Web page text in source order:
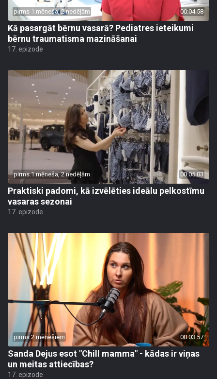
pirms 1 mēneša, 2 nedēļām 00:04:58
Kā pasargāt bērnu vasarā? Pediatres ieteikumi
bērnu traumatisma mazināšanai
17. epizode
pirms 1 mēneša, 2 nedēļām 00:05:03
Praktiski padomi, kā izvēlēties ideālu pelkostīmu
vasaras sezonai
17. epizode
pirms 2 mēnešiem 00:03:57
Sanda Dejus esot "Chill mamma" - kādas ir viņas
un meitas attiecības?
17. epizode